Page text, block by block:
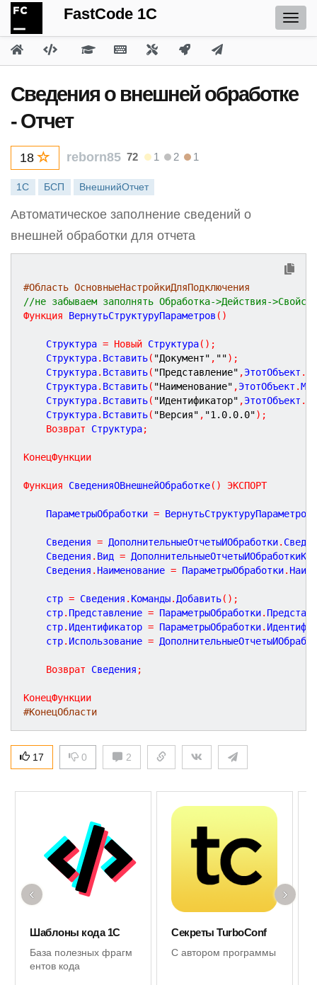
FastCode 1C
Сведения о внешней обработке
- Отчет
18 reborn85 72 1 2 1
1С БСП ВнешнийОтчет
Автоматическое заполнение сведений о
внешней обработки для отчета
#Область ОсновныеНастройкиДляПодключения
//не забываем заполнять Обработка->Действия-
Функция
ВернутьСтруктуруПараметров ( )
	Структура
= Новый Структура( ) ;
	Структура
. Вставить( "Документ" , "") ;
	Структура
. Вставить( "Представление" ,ЭтотОбъект .
	Структура
. Вставить( "Наименование" ,ЭтотОбъект .
	Структура
. Вставить( "Идентификатор" ,ЭтотОбъект .
	Структура
. Вставить( "Версия" , "1.0.0.0") ;
Возврат Структура;
КонецФункции
Функция СведенияОВнешнейОбработке( ) ЭКСПОРТ
	ПараметрыОбработки
= ВернутьСтруктуруПараметров
	Сведения
= ДополнительныеОтчетыИОбработки.
	Сведения
. Вид =
	Сведения
. Наименование = ПараметрыОбработки.
	стр
= Сведения . Команды. Добавить( ) ;
	стр
. Представление = ПараметрыОбработки.
	стр
. Идентификатор = ПараметрыОбработки.
	стр
. Использование =
Возврат Сведения ;
КонецФункции
#КонецОбласти
17 0 2
Шаблоны кода 1С
База полезных фрагм
ентов кода
Секреты TurboConf
С автором программы
‹ ›